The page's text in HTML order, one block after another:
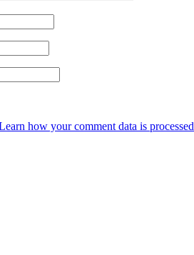
how your comment data is